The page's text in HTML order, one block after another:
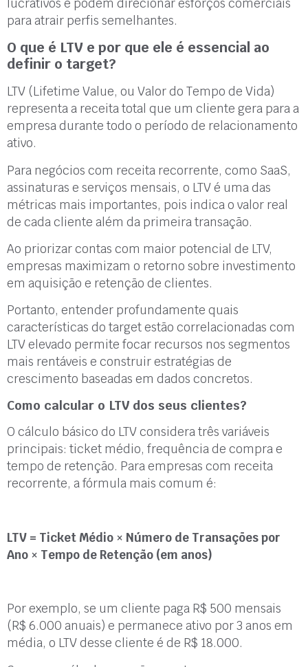
lucrativos e podem direcionar esforços comerciais
para atrair perfis semelhantes.
O que é LTV e por que ele é essencial ao
definir o target?
LTV (Lifetime Value, ou Valor do Tempo de Vida)
representa a receita total que um cliente gera para a
empresa durante todo o período de relacionamento
ativo.
Para negócios com receita recorrente, como SaaS,
assinaturas e serviços mensais, o LTV é uma das
métricas mais importantes, pois indica o valor real
de cada cliente além da primeira transação.
Ao priorizar contas com maior potencial de LTV,
empresas maximizam o retorno sobre investimento
em aquisição e retenção de clientes.
Portanto, entender profundamente quais
características do target estão correlacionadas com
LTV elevado permite focar recursos nos segmentos
mais rentáveis e construir estratégias de
crescimento baseadas em dados concretos.
Como calcular o LTV dos seus clientes?
O cálculo básico do LTV considera três variáveis
principais: ticket médio, frequência de compra e
tempo de retenção. Para empresas com receita
recorrente, a fórmula mais comum é:
LTV = Ticket Médio × Número de Transações por
Ano × Tempo de Retenção (em anos)
Por exemplo, se um cliente paga R$ 500 mensais
(R$ 6.000 anuais) e permanece ativo por 3 anos em
média, o LTV desse cliente é de R$ 18.000.